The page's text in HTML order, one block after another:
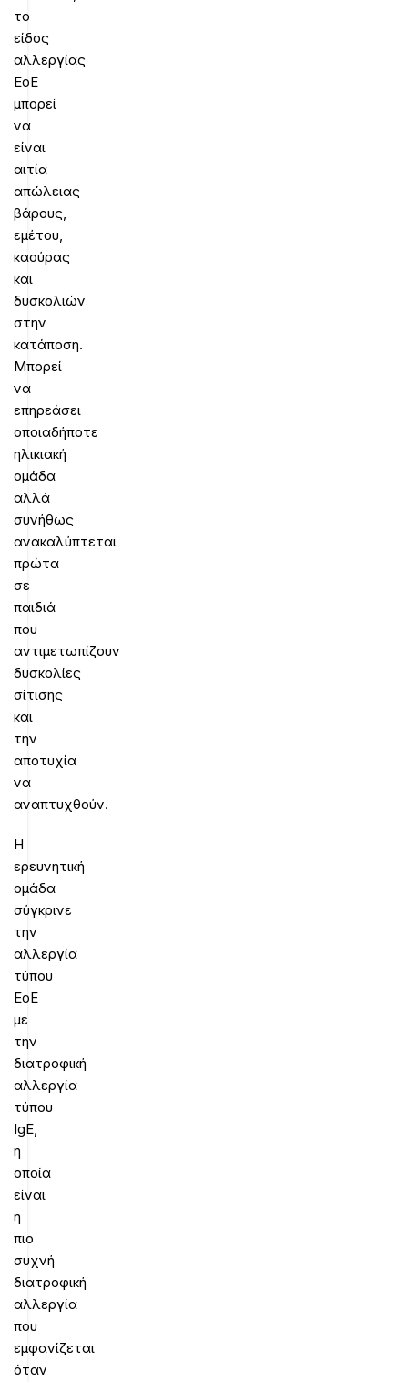
το
είδος
αλλεργίας
ΕοΕ
μπορεί
να
είναι
αιτία
απώλειας
βάρους,
εμέτου,
καούρας
και
δυσκολιών
στην
κατάποση.
Μπορεί
να
επηρεάσει
οποιαδήποτε
ηλικιακή
ομάδα
αλλά
συνήθως
ανακαλύπτεται
πρώτα
σε
παιδιά
που
αντιμετωπίζουν
δυσκολίες
σίτισης
και
την
αποτυχία
να
αναπτυχθούν.
Η
ερευνητική
ομάδα
σύγκρινε
την
αλλεργία
τύπου
ΕοΕ
με
την
διατροφική
αλλεργία
τύπου
IgE,
η
οποία
είναι
η
πιο
συχνή
διατροφική
αλλεργία
που
εμφανίζεται
όταν